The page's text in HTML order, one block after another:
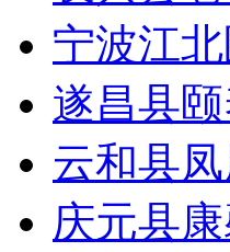
宁波江
遂昌县
云和县
庆元县